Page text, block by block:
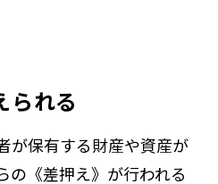
られる
が保有する財産や資産が
の《差押え》が行われる